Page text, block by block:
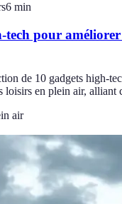
6 min
tech pour
de 10 gadgets high-
loisirs en plein air, alliant
air